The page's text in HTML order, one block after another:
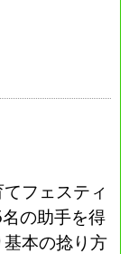
フェスティ
の助手を得
本の捻り方